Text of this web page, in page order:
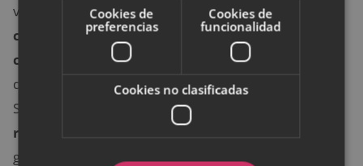
vayan demasiado flojos. Y
vigila también el
crecimiento de tu hijo para saber cuándo
cambiar la silla.Siempre que la cabeza sobresalga
del respaldo, es indicador de que hay que cambiar el
SRI. Lo más importante es que
recomendaciones de los fabricantes de sillas
garantices, ante todo, la seguridad de tus pequeños.
Cookies de
preferencias
Cookies de
funcionalidad
Cookies no clasificadas